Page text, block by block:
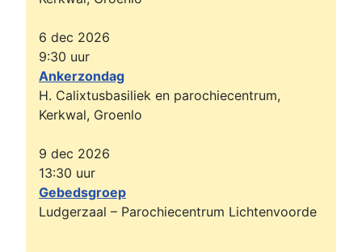
6 dec 2026
9:30 uur
Ankerzondag
H. Calixtusbasiliek en parochiecentrum,
Kerkwal, Groenlo
9 dec 2026
13:30 uur
Gebedsgroep
Ludgerzaal – Parochiecentrum Lichtenvoorde